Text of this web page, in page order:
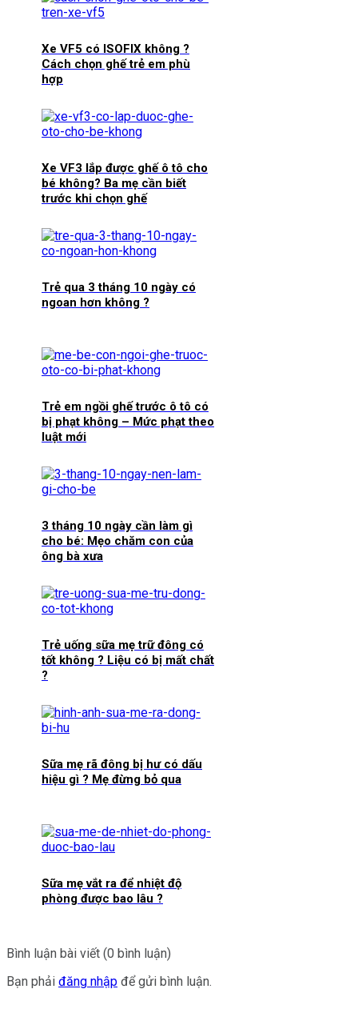
Xe VF5 có ISOFIX không ?
Cách chọn ghế trẻ em phù
hợp
Xe VF3 lắp được ghế ô tô cho
bé không? Ba mẹ cần biết
trước khi chọn ghế
Trẻ qua 3 tháng 10 ngày có
ngoan hơn không ?
Trẻ em ngồi ghế trước ô tô có
bị phạt không – Mức phạt theo
luật mới
3 tháng 10 ngày cần làm gì
cho bé: Mẹo chăm con của
ông bà xưa
Trẻ uống sữa mẹ trữ đông có
tốt không ? Liệu có bị mất chất
?
Sữa mẹ rã đông bị hư có dấu
hiệu gì ? Mẹ đừng bỏ qua
Sữa mẹ vắt ra để nhiệt độ
phòng được bao lâu ?
Bình luận bài viết (0 bình luận)
Bạn phải đăng nhập để gửi bình luận.